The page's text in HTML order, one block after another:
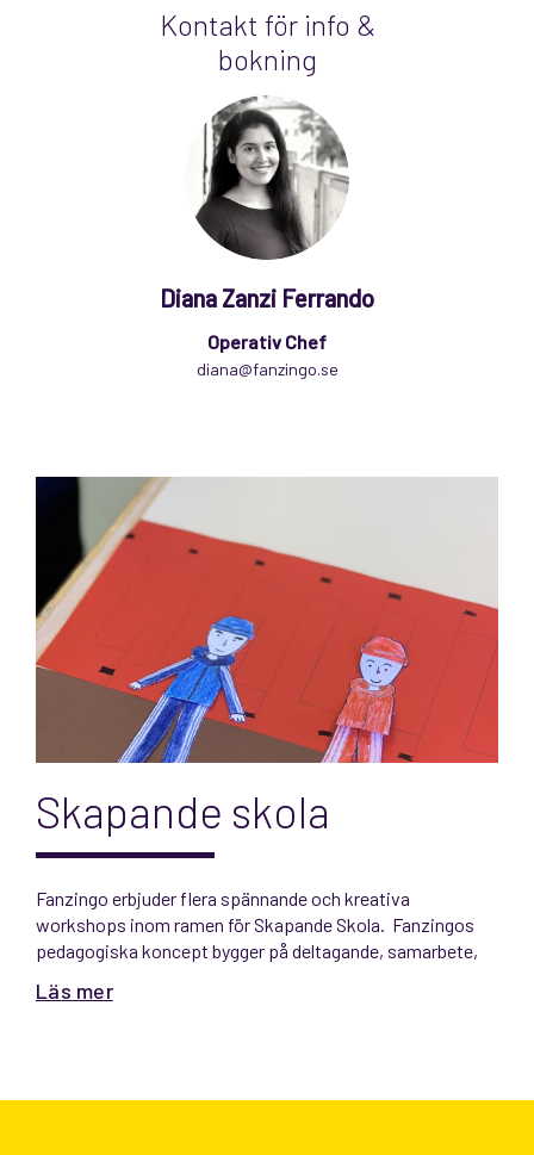
Kontakt för info &
bokning
Diana Zanzi Ferrando
Operativ Chef
diana@fanzingo.se
Skapande skola
Fanzingo erbjuder flera spännande och kreativa
workshops inom ramen för Skapande Skola. Fanzingos
pedagogiska koncept bygger på deltagande, samarbete,
Skola är stor och
Läs mer